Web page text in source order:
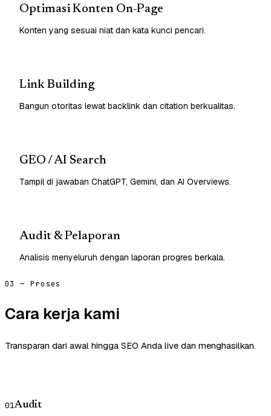
Optimasi Konten On-Page
Konten yang sesuai niat dan kata kunci pencari.
Link Building
Bangun otoritas lewat backlink dan citation berkualitas.
GEO / AI Search
Tampil di jawaban ChatGPT, Gemini, dan AI Overviews.
Audit & Pelaporan
Analisis menyeluruh dengan laporan progres berkala.
03 — Proses
Cara kerja kami
Transparan dari awal hingga SEO Anda live dan menghasilkan.
01Audit